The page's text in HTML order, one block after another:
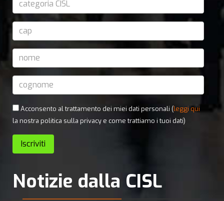
Acconsento al trattamento dei miei dati personali (leggi qui
la nostra politica sulla privacy e come trattiamo i tuoi dati)
Notizie dalla CISL